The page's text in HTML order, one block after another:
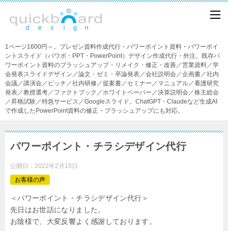
1ページ1600円～。プレゼン資料作成代行・パワーポイント資料・パワーポイ
ントスライド（パワポ・PPT・PowerPoint）デザイン作成代行・外注。既存パ
ワーポイント資料のブラッシュアップ・リメイク・修正・改善／営業資料／学
会発表スライドデザイン／論文・ゼミ・卒論発表／会社説明会／企画書／社内
会議／講演会／ピッチ／社内研修／提案書／セミナー／マニュアル／看護研究
発表／教授選考／ファクトブック／ホワイトペーパー／決算説明会／株主総会
／昇格試験／特急サービス／Googleスライド。ChatGPT・Claudeなど生成AI
で作成したPowerPoint資料の修正・ブラッシュアップにも対応。
パワーポイント・チラシデザイン代行
公開日： 2022年2月15日
お客様の声
＜パワーポイント・チラシデザイン代行＞
先日はお世話になりました。
お陰様で、大変反響よく感謝しております。